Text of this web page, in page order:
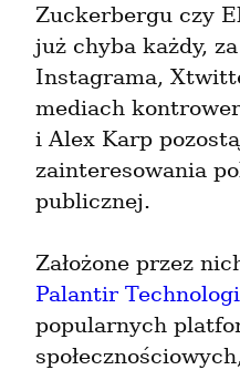
Zuckerbergu czy
już chyba każdy,
Instagrama,
mediach
i Alex Karp
zainteresowania
publicznej.
Założone przez
Palantir
popularnych